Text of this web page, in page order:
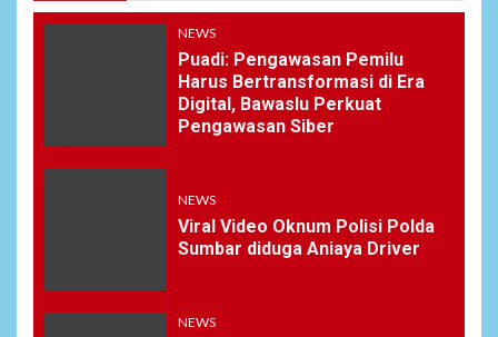
NEWS
Puadi: Pengawasan Pemilu
Harus Bertransformasi di Era
Digital, Bawaslu Perkuat
Pengawasan Siber
NEWS
Viral Video Oknum Polisi Polda
Sumbar diduga Aniaya Driver
NEWS